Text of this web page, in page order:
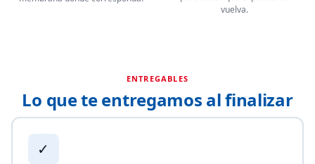
vuelva.
ENTREGABLES
Lo que te entregamos al finalizar
✓